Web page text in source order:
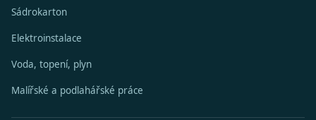
Sádrokarton
Elektroinstalace
Voda, topení, plyn
Malířské a podlahářské práce